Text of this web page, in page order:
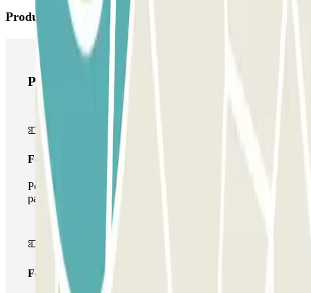
Produits Parclick
Produits Parclick
Forfait Simple
Pendant votre séjour, vous ne pourrez entrer et sortir du
parking qu'une seule fois
Forfait de stationnement multiple